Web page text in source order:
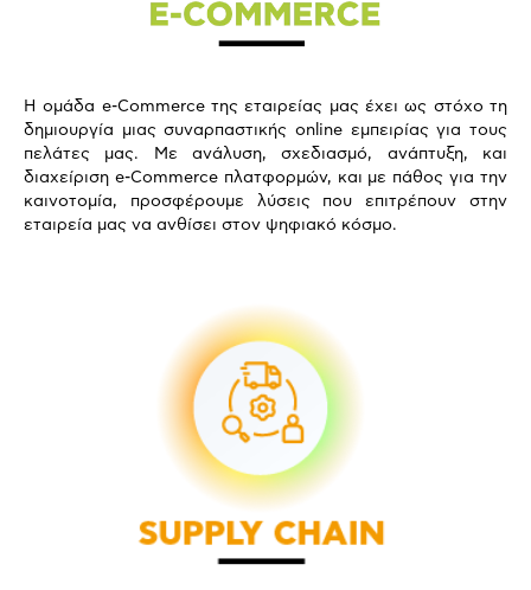
Η ομάδα e-Commerce της εταιρείας μας έχει ως στόχο τη
δημιουργία μιας συναρπαστικής online εμπειρίας για τους
πελάτες μας. Με ανάλυση, σχεδιασμό, ανάπτυξη, και
διαχείριση e-Commerce πλατφορμών, και με πάθος για την
καινοτομία, προσφέρουμε λύσεις που επιτρέπουν στην
εταιρεία μας να ανθίσει στον ψηφιακό κόσμο.